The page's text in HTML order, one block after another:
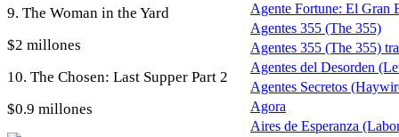
9. The Woman in the Yard
$2 millones
10. The Chosen: Last Supper Part 2
$0.9 millones
Agente Fortune: El Gran
Agentes 355 (The 355)
Agentes 355 (The 355)
Agentes del Desorden
Agentes Secretos
Agora
Aires de Esperanza